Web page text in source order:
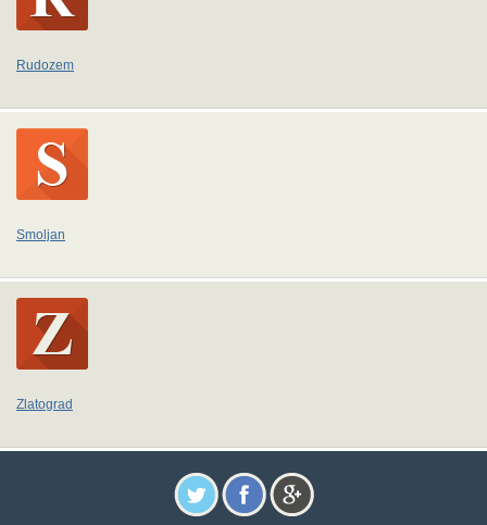
Rudozem
Smoljan
Zlatograd